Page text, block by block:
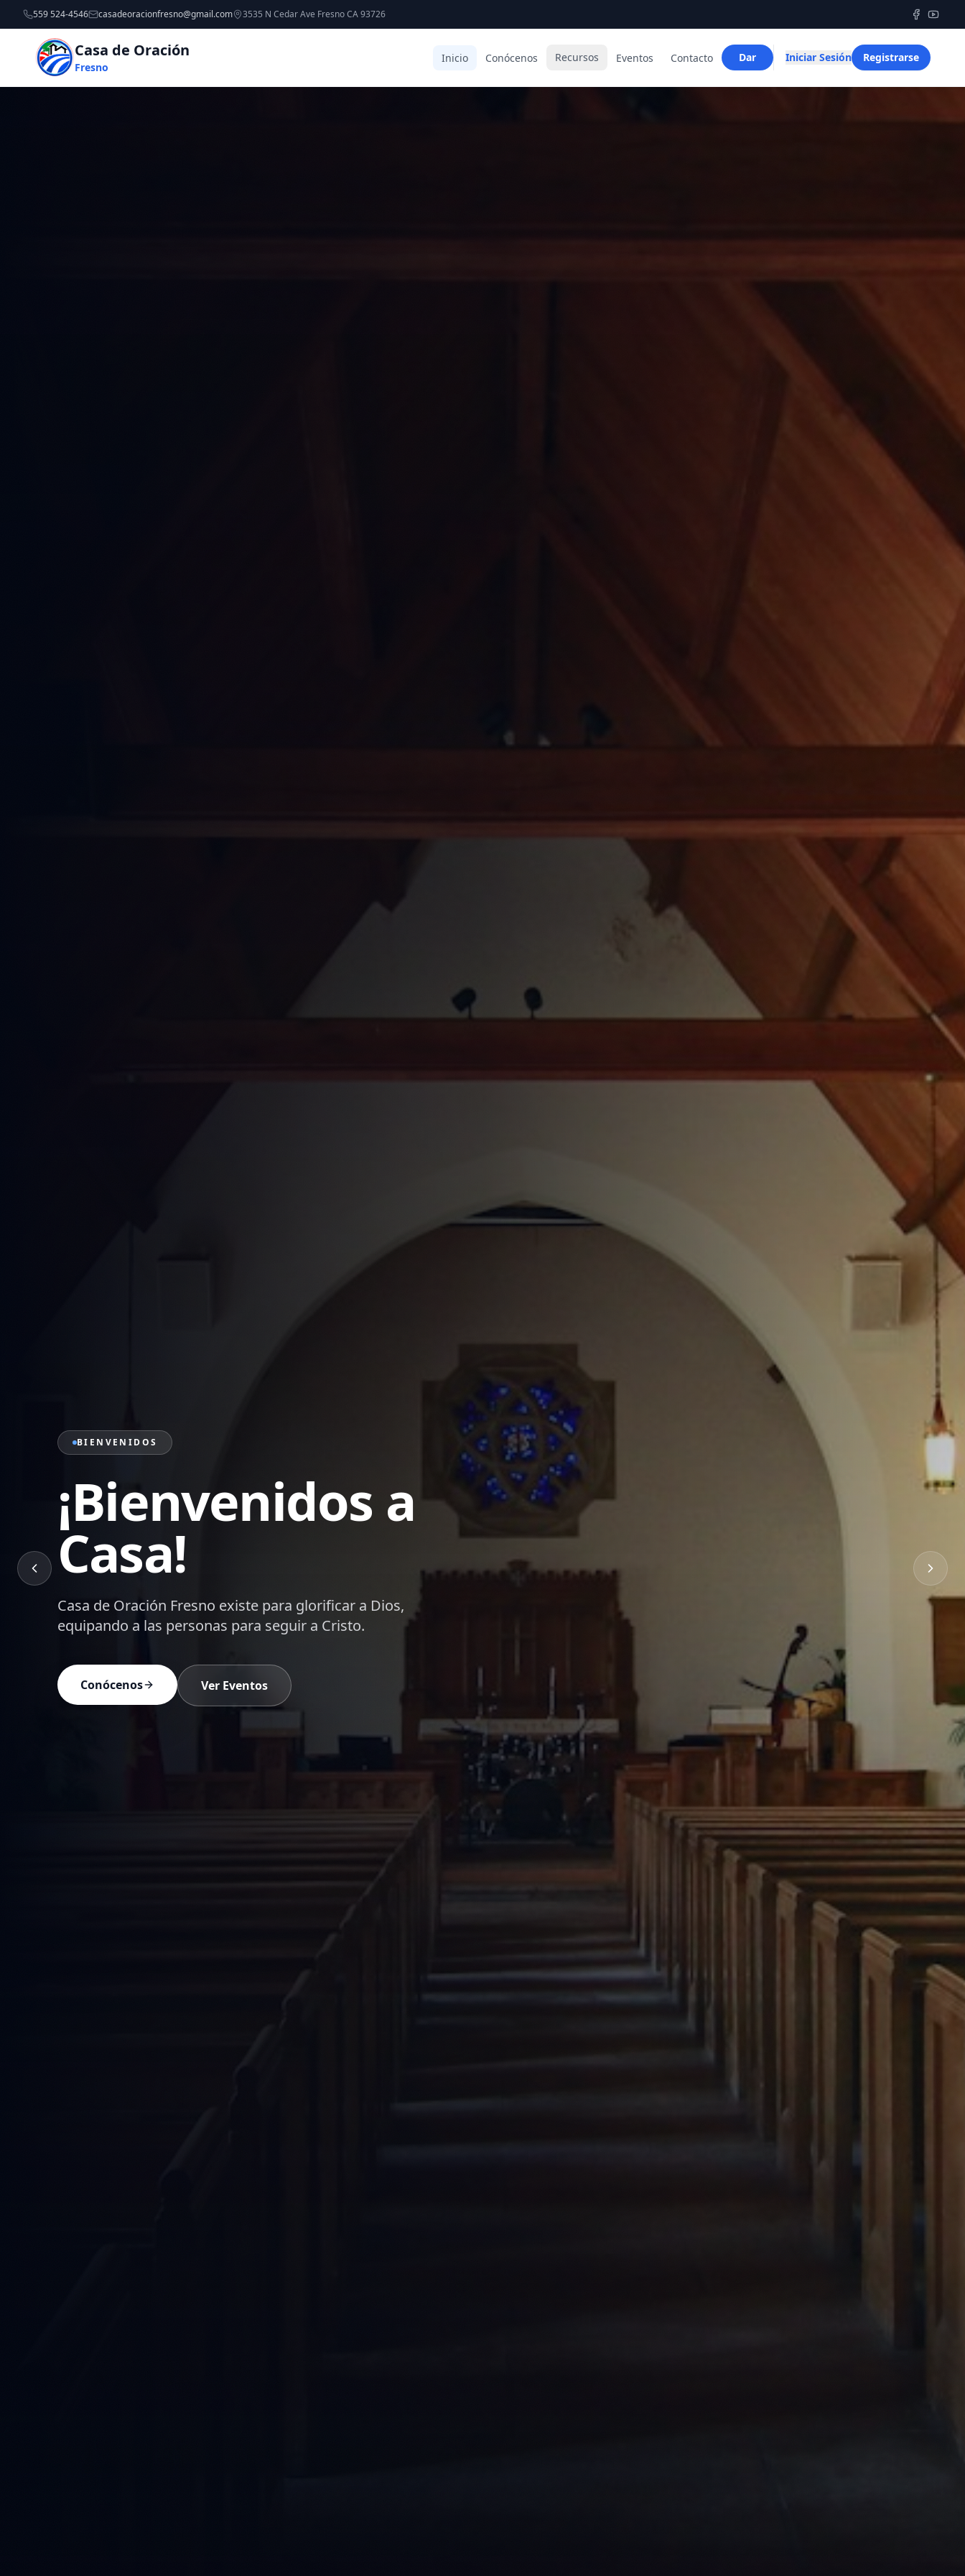
559 524-4546 casadeoracionfresno@gmail.com 3535 N Cedar Ave Fresno CA 93726
Casa de Oración
Fresno
Inicio Conócenos Recursos Eventos Contacto Dar Iniciar Sesión Registrarse
PRÉDICAS
Sana Doctrina de la
Palabra
Mensajes bíblicos que edifican, transforman y equipan a cada
creyente para vivir en Cristo.
Ver Prédicas Devocionales